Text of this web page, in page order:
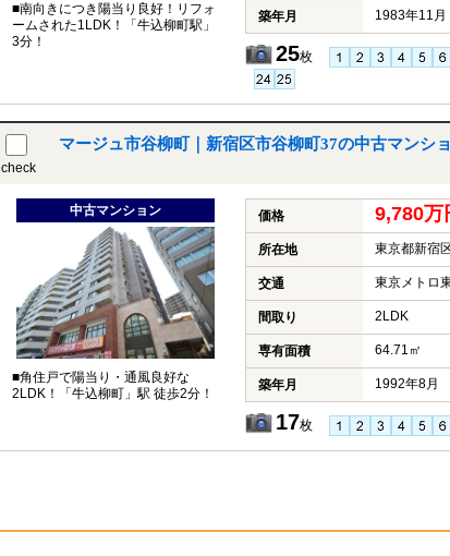
■南向きにつき陽当り良好！リフォ
ームされた1LDK！「牛込柳町駅」
3分！
築年月 1983年11月
25枚
check
マージュ市谷柳町｜新宿区市谷柳町37の中古マンシ
中古マンション
■角住戸で陽当り・通風良好な
2LDK！「牛込柳町」駅 徒歩2分！
価格 9,780万
所在地 東京都新宿
交通 東京メトロ
間取り 2LDK
専有面積 64.71㎡
築年月 1992年8月
17枚